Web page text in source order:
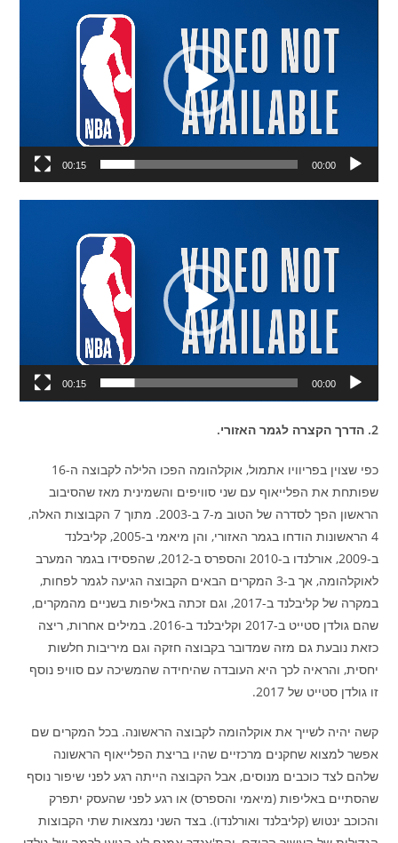
00:00
00:15
00:00
00:15
2. הדרך הקצרה לגמר האזורי.
כפי שצוין בפריוויו אתמול, אוקלהומה הפכו הלילה לקבוצה ה-16
שפותחת את הפלייאוף עם שני סוויפים והשמינית מאז שהסיבוב
הראשון הפך לסדרה של הטוב מ-7 ב-2003. מתוך 7 הקבוצות האלה,
4 הראשונות הודחו בגמר האזורי, והן מיאמי ב-2005, קליבלנד
ב-2009, אורלנדו ב-2010 והספרס ב-2012, שהפסידו בגמר המערב
לאוקלהומה, אך ב-3 המקרים הבאים הקבוצה הגיעה לגמר לפחות,
במקרה של קליבלנד ב-2017, וגם זכתה באליפות בשניים מהמקרים,
שהם גולדן סטייט ב-2017 וקליבלנד ב-2016. במילים אחרות, ריצה
כזאת נובעת גם מזה שמדובר בקבוצה חזקה וגם מיריבות חלשות
יחסית, והראיה לכך היא העובדה שהיחידה שהמשיכה עם סוויפ נוסף
זו גולדן סטייט של 2017.
קשה יהיה לשייך את אוקלהומה לקבוצה הראשונה. בכל המקרים שם
אפשר למצוא שחקנים מרכזיים שהיו בריצת הפלייאוף הראשונה
שלהם לצד כוכבים מנוסים, אבל הקבוצה הייתה רגע לפני שיפור נוסף
שהסתיים באליפות (מיאמי והספרס) או רגע לפני שהעסק יתפרק
והכוכב ינטוש (קליבלנד ואורלנדו). בצד השני נמצאות שתי הקבוצות